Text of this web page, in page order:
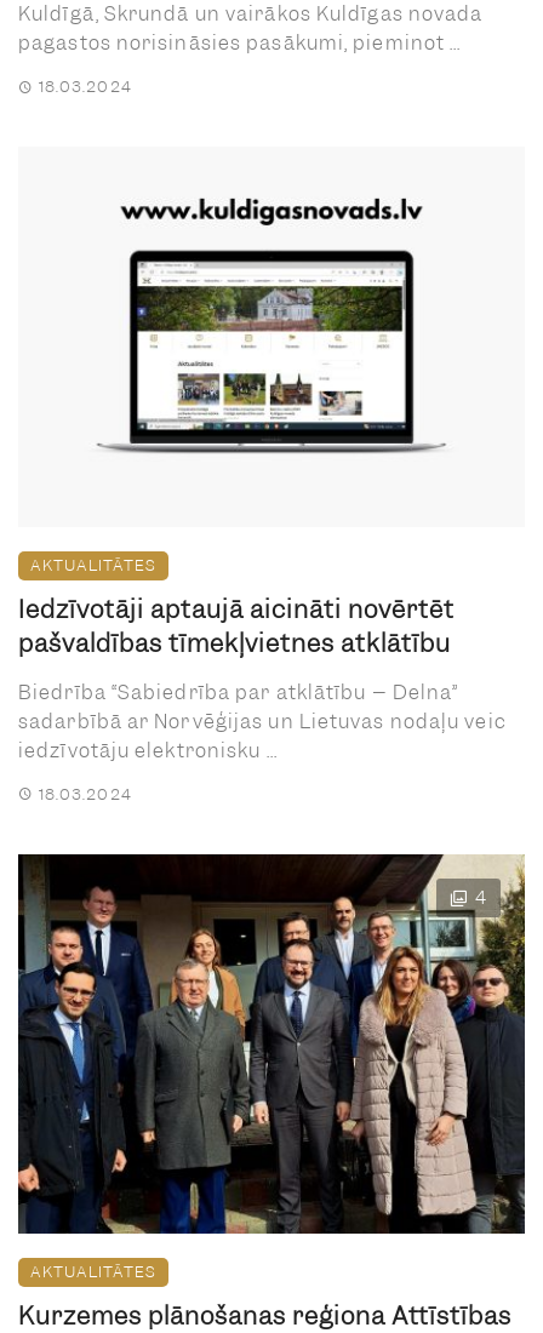
Kuldīgā, Skrundā un vairākos Kuldīgas novada
pagastos norisināsies pasākumi, pieminot ...
18.03.2024
AKTUALITĀTES
Iedzīvotāji aptaujā aicināti novērtēt
pašvaldības tīmekļvietnes atklātību
Biedrība “Sabiedrība par atklātību – Delna”
sadarbībā ar Norvēģijas un Lietuvas nodaļu veic
iedzīvotāju elektronisku ...
18.03.2024
4
AKTUALITĀTES
Kurzemes plānošanas reģiona Attīstības